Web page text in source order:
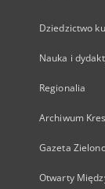
Dziedzictwo
Nauka i
Regionalia
Archiwum
Gazeta
Otwarty